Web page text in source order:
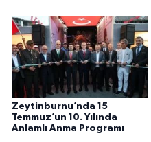
Zeytinburnu’nda 15
Temmuz’un 10. Yılında
Anlamlı Anma Programı